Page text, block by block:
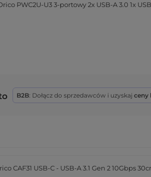
PWC2U-U3 3-portowy 2x USB-A 3.0 1x
B2B: Dołącz do sprzedawców i uzyskaj ceny
CAF31 USB-C - USB-A 3.1 Gen 2 10Gbps